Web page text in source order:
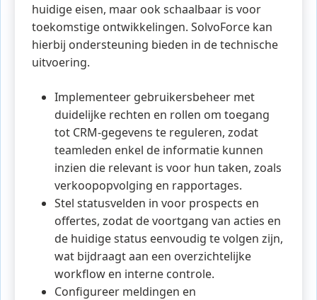
huidige eisen, maar ook schaalbaar is voor
toekomstige ontwikkelingen. SolvoForce kan
hierbij ondersteuning bieden in de technische
uitvoering.
Implementeer gebruikersbeheer met
duidelijke rechten en rollen om toegang
tot CRM-gegevens te reguleren, zodat
teamleden enkel de informatie kunnen
inzien die relevant is voor hun taken, zoals
verkoopopvolging en rapportages.
Stel statusvelden in voor prospects en
offertes, zodat de voortgang van acties en
de huidige status eenvoudig te volgen zijn,
wat bijdraagt aan een overzichtelijke
workflow en interne controle.
Configureer meldingen en